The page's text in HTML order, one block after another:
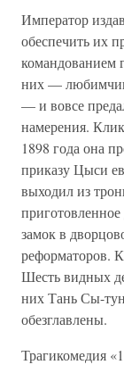
Император
обеспечить их
командованием
них —
— и вовсе
намерения.
1898 года она
приказу Цыси
выходил из
замок в
реформаторов.
Шесть видных
них Тань Сы-
обезглавлены.
Трагикомедия